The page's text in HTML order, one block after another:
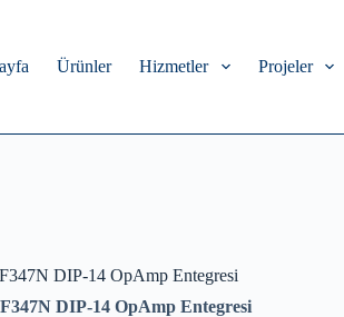
Ürünler Hizmetler Projeler
DIP-14 OpAmp Entegresi
DIP-14 OpAmp Entegresi